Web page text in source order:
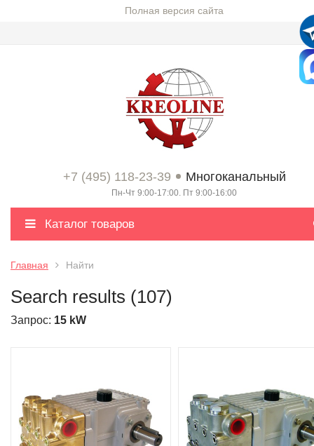
Полная версия сайта
+7 (495) 118-23-39 Многоканальный
Пн-Чт 9:00-17:00. Пт 9:00-16:00
Каталог товаров
Главная Найти
Search results (107)
Запрос: 15 kW